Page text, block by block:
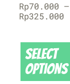
Rp70.000 –
Rp325.000
Select
options